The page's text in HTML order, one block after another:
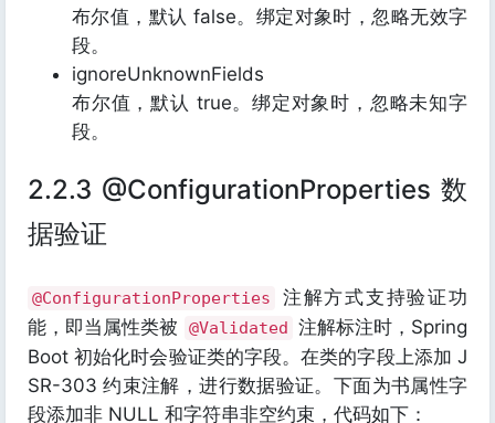
布尔值，默认 false。绑定对象时，忽略无效字
段。
ignoreUnknownFields
布尔值，默认 true。绑定对象时，忽略未知字
段。
2.2.3 @ConfigurationProperties 数
据验证
@ConfigurationProperties
注解方式支持验证功
能，即当属性类被
@Validated 注解标注时，Spring
Boot 初始化时会验证类的字段。在类的字段上添加 J
SR-303 约束注解，进行数据验证。下面为书属性字
段添加非 NULL 和字符串非空约束，代码如下：